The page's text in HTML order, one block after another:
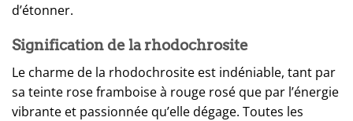
d’étonner.
Signification de la rhodochrosite
Le charme de la rhodochrosite est indéniable, tant par
sa teinte rose framboise à rouge rosé que par l’énergie
vibrante et passionnée qu’elle dégage. Toutes les